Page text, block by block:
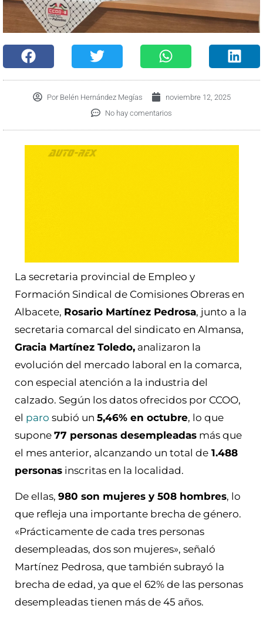
PorBelén Hernández Megías
noviembre 12, 2025
No hay comentarios
La secretaria provincial de Empleo y
Formación Sindical de Comisiones Obreras en
Albacete, Rosario Martínez Pedrosa, junto a la
secretaria comarcal del sindicato en Almansa,
Gracia Martínez Toledo, analizaron la
evolución del mercado laboral en la comarca,
con especial atención a la industria del
calzado. Según los datos ofrecidos por CCOO,
el paro subió un 5,46% en octubre, lo que
supone 77 personas desempleadas más que
el mes anterior, alcanzando un total de 1.488
personas inscritas en la localidad.
De ellas, 980 son mujeres y 508 hombres, lo
que refleja una importante brecha de género.
«Prácticamente de cada tres personas
desempleadas, dos son mujeres», señaló
Martínez Pedrosa, que también subrayó la
brecha de edad, ya que el 62% de las personas
desempleadas tienen más de 45 años.